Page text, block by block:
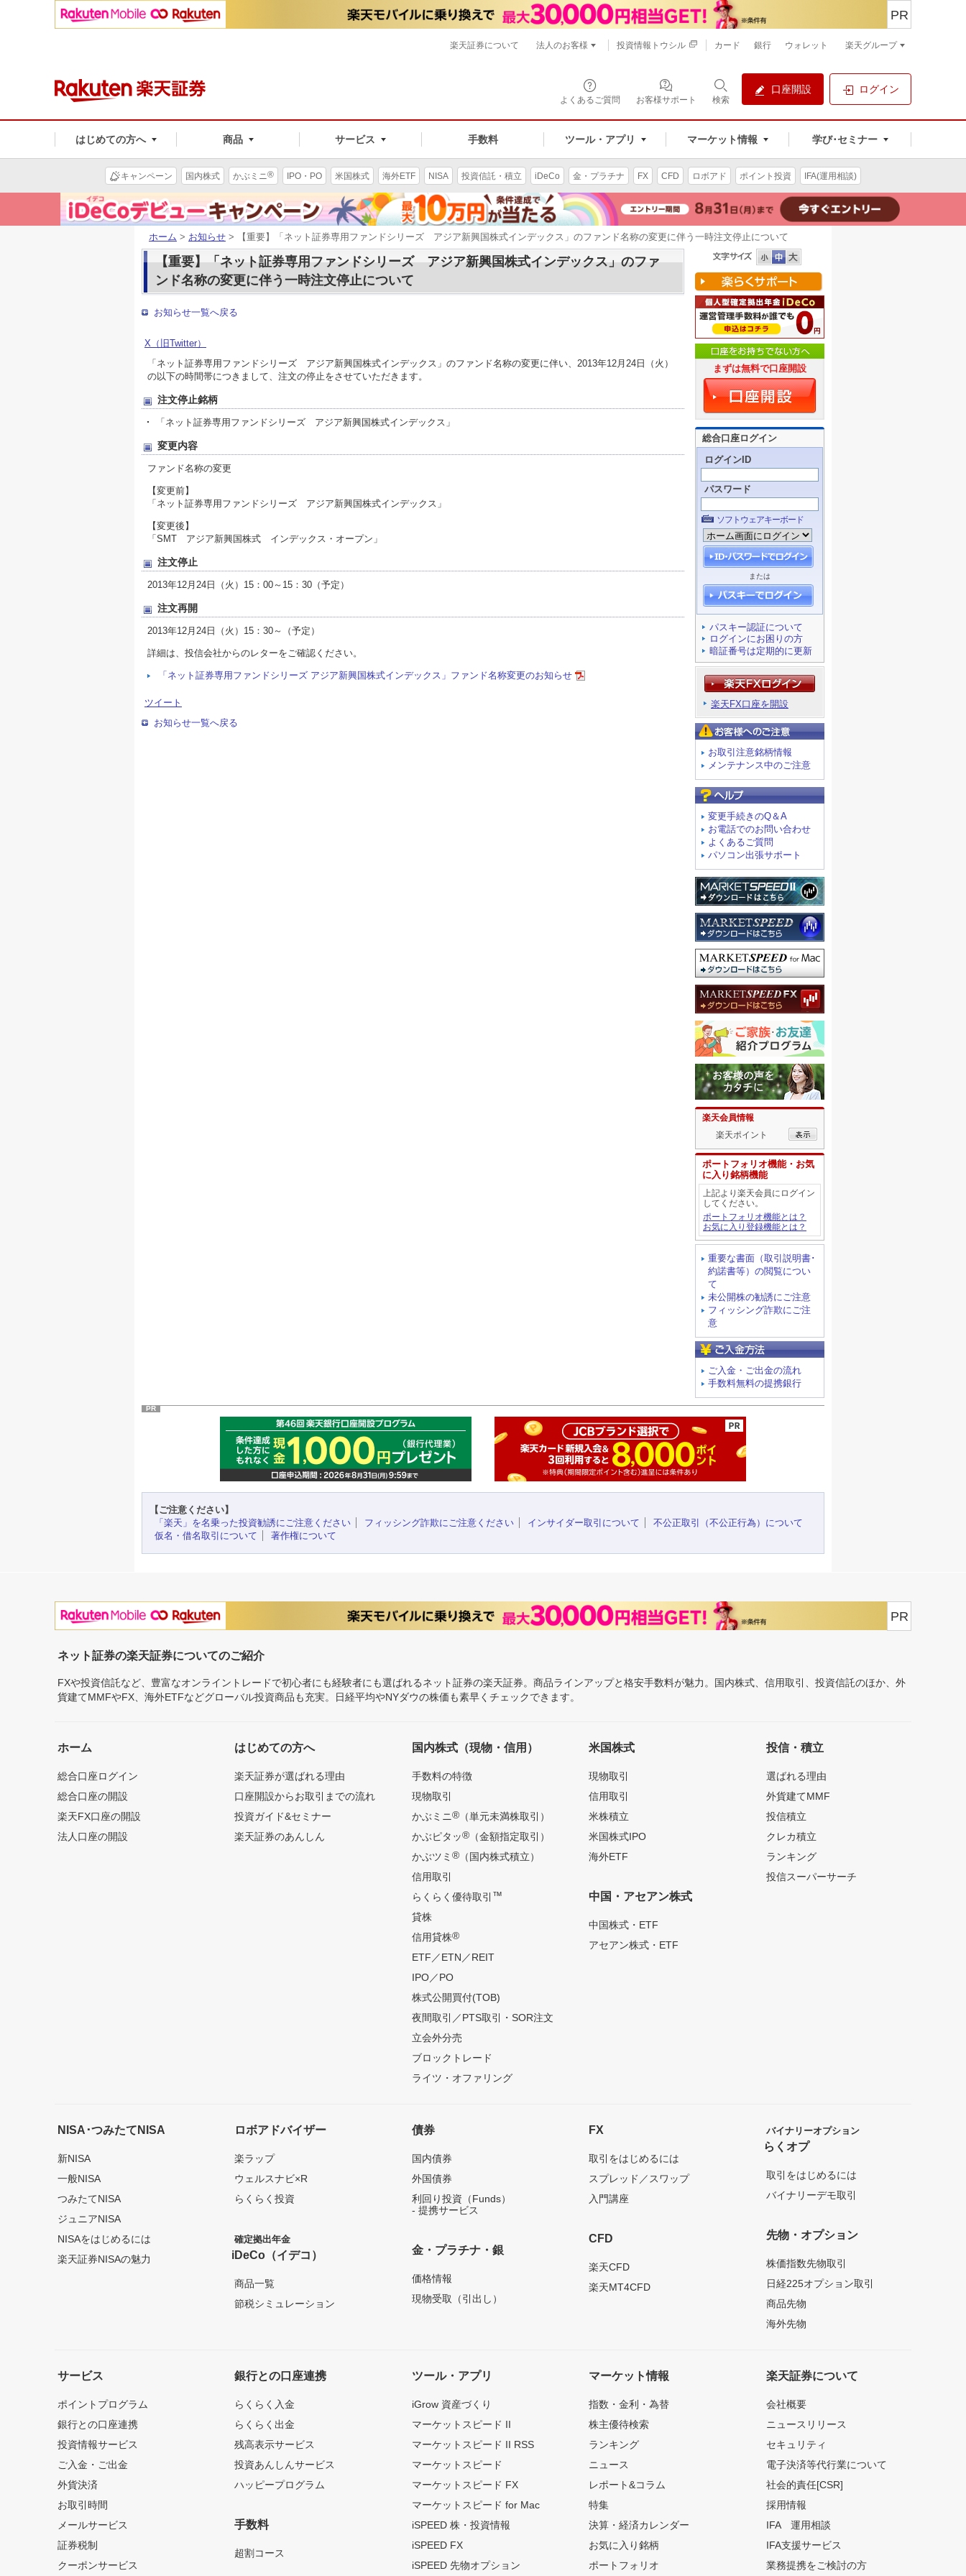
よくあるご質問 お客様サポート 検索
口座開設 ログイン
はじめての方へ 商品 サービス 手数料 ツール・アプリ マーケット情報 学び･セミナー
PR
楽天証券について 法人のお客様 投資情報トウシル カード 銀行 ウォレット 楽天グループ
キャンペーン 国内株式 かぶミニ® IPO・PO 米国株式 海外ETF NISA 投資信託・積立 iDeCo 金・プラチナ FX CFD ロボアド ポイント投資 IFA(運用相談)
ホーム > お知らせ > 【重要】「ネット証券専用ファンドシリーズ アジア新興国株式インデックス」のファンド名称の変更に伴う一時注文停止について
【重要】「ネット証券専用ファンドシリーズ アジア新興国株式インデックス」のファ
ンド名称の変更に伴う一時注文停止について
お知らせ一覧へ戻る
X（旧Twitter）
「ネット証券専用ファンドシリーズ アジア新興国株式インデックス」のファンド名称の変更に伴い、2013年12月24日（火）
の以下の時間帯につきまして、注文の停止をさせていただきます。
注文停止銘柄
「ネット証券専用ファンドシリーズ アジア新興国株式インデックス」
変更内容
ファンド名称の変更
【変更前】
「ネット証券専用ファンドシリーズ アジア新興国株式インデックス」
【変更後】
「SMT アジア新興国株式 インデックス・オープン」
注文停止
2013年12月24日（火）15：00～15：30（予定）
注文再開
2013年12月24日（火）15：30～（予定）
詳細は、投信会社からのレターをご確認ください。
「ネット証券専用ファンドシリーズ アジア新興国株式インデックス」ファンド名称変更のお知らせ
ツイート
お知らせ一覧へ戻る
まずは無料で口座開設
総合口座ログイン
ログインID
パスワード
ソフトウェアキーボード
または
パスキー認証について
ログインにお困りの方
暗証番号は定期的に更新
楽天FX口座を開設
お取引注意銘柄情報
メンテナンス中のご注意
変更手続きのQ＆A
お電話でのお問い合わせ
よくあるご質問
パソコン出張サポート
楽天会員情報
楽天ポイント
ポートフォリオ機能・お気
に入り銘柄機能
上記より楽天会員にログイン
してください。
ポートフォリオ機能とは？
お気に入り登録機能とは？
重要な書面（取引説明書･
約諾書等）の閲覧につい
て
未公開株の勧誘にご注意
フィッシング詐欺にご注
意
ご入金・ご出金の流れ
手数料無料の提携銀行
PR
【ご注意ください】
「楽天」を名乗った投資勧誘にご注意ください
フィッシング詐欺にご注意ください インサイダー取引について
不公正取引（不公正行為）について
仮名・借名取引について
著作権について
PR
ネット証券の楽天証券についてのご紹介
FXや投資信託など、豊富なオンライントレードで初心者にも経験者にも選ばれるネット証券の楽天証券。商品ラインアップと格安手数料が魅力。国内株式、信用取引、投資信託のほか、外
貨建てMMFやFX、海外ETFなどグローバル投資商品も充実。日経平均やNYダウの株価も素早くチェックできます。
ホーム
総合口座ログイン
総合口座の開設
楽天FX口座の開設
法人口座の開設
はじめての方へ
楽天証券が選ばれる理由
口座開設からお取引までの流れ
投資ガイド&セミナー
楽天証券のあんしん
国内株式（現物・信用）
手数料の特徴
現物取引
かぶミニ®（単元未満株取引）
かぶピタッ®（金額指定取引）
かぶツミ ®（国内株式積立）
信用取引
らくらく優待取引 ™
貸株
信用貸株®
ETF／ETN／REIT
IPO／PO
株式公開買付(TOB)
夜間取引／PTS取引・SOR注文
立会外分売
ブロックトレード
ライツ・オファリング
米国株式
現物取引
信用取引
米株積立
米国株式IPO
海外ETF
中国・アセアン株式
中国株式・ETF
アセアン株式・ETF
投信・積立
選ばれる理由
外貨建てMMF
投信積立
クレカ積立
ランキング
投信スーパーサーチ
NISA･つみたてNISA
新NISA
一般NISA
つみたてNISA
ジュニアNISA
NISAをはじめるには
楽天証券NISAの魅力
ロボアドバイザー
楽ラップ
ウェルスナビ×R
らくらく投資
確定拠出年金
iDeCo（イデコ）
商品一覧
節税シミュレーション
債券
国内債券
外国債券
利回り投資（Funds）
- 提携サービス
金・プラチナ・銀
価格情報
現物受取（引出し）
FX
取引をはじめるには
スプレッド／スワップ
入門講座
CFD
楽天CFD
楽天MT4CFD
バイナリーオプション
らくオプ
取引をはじめるには
バイナリーデモ取引
先物・オプション
株価指数先物取引
日経225オプション取引
商品先物
海外先物
サービス
ポイントプログラム
銀行との口座連携
投資情報サービス
ご入金・ご出金
外貨決済
お取引時間
メールサービス
証券税制
クーポンサービス
銀行との口座連携
らくらく入金
らくらく出金
残高表示サービス
投資あんしんサービス
ハッピープログラム
手数料
超割コース
ツール・アプリ
iGrow 資産づくり
マーケットスピード II
マーケットスピード II RSS
マーケットスピード
マーケットスピード FX
マーケットスピード for Mac
iSPEED 株・投資情報
iSPEED FX
iSPEED 先物オプション
マーケット情報
指数・金利・為替
株主優待検索
ランキング
ニュース
レポート&コラム
特集
決算・経済カレンダー
お気に入り銘柄
ポートフォリオ
楽天証券について
会社概要
ニュースリリース
セキュリティ
電子決済等代行業について
社会的責任[CSR]
採用情報
IFA 運用相談
IFA支援サービス
業務提携をご検討の方